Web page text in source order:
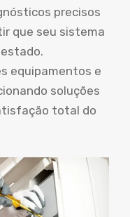
precisos
que seu sistema
equipamentos e
soluções
total do